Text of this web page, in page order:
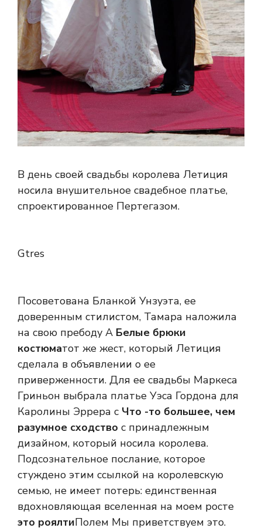
В день своей свадьбы королева Летиция
носила внушительное свадебное платье,
спроектированное Пертегазом.
Gtres
Посоветована Бланкой Унзуэта, ее
доверенным стилистом, Тамара наложила
на свою пребоду А Белые брюки
костюматот же жест, который Летиция
сделала в объявлении о ее
приверженности. Для ее свадьбы Маркеса
Гриньон выбрала платье Уэса Гордона для
Каролины Эррера с Что -то большее, чем
разумное сходство с принадлежным
дизайном, который носила королева.
Подсознательное послание, которое
стуждено этим ссылкой на королевскую
семью, не имеет потерь: единственная
вдохновляющая вселенная на моем росте
это роялтиПолем Мы приветствуем это.